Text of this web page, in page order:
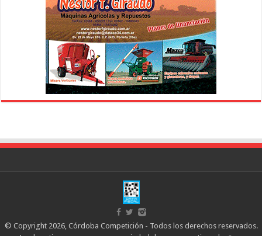
© Copyright 2026, Córdoba Competición - Todos los derechos reservados.